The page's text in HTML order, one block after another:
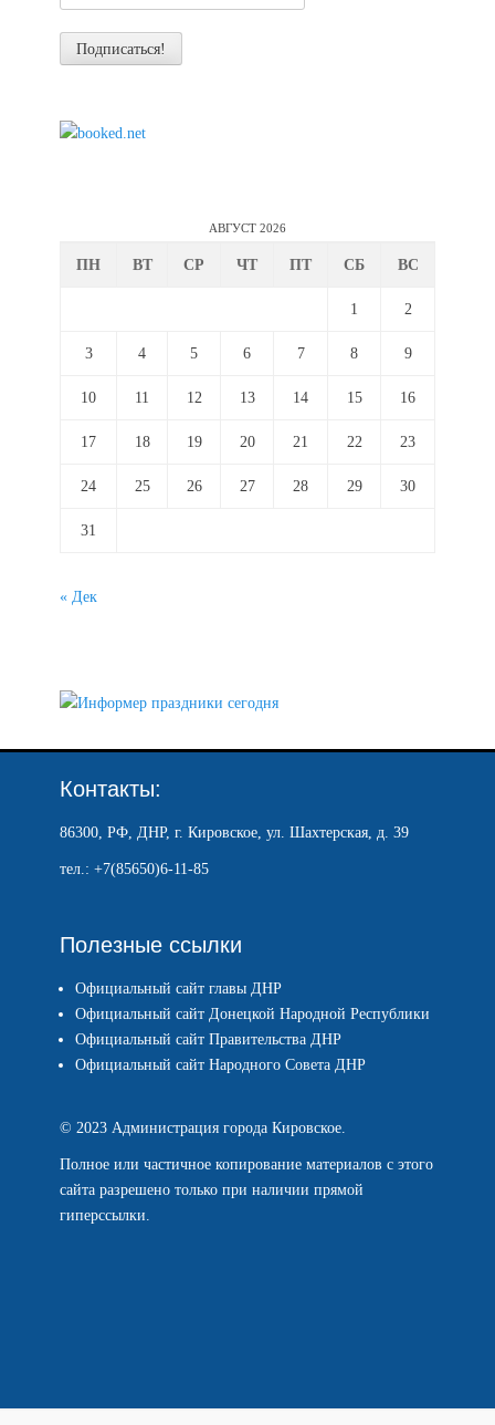
АВГУСТ 2026
ПН ВТ СР ЧТ ПТ СБ ВС
1 2
3 4 5 6 7 8 9
10 11 12 13 14 15 16
17 18 19 20 21 22 23
24 25 26 27 28 29 30
31
« Дек
Контакты:
86300, РФ, ДНР, г. Кировское, ул. Шахтерская, д. 39
тел.: +7(85650)6-11-85
Полезные ссылки
Официальный сайт главы ДНР
Официальный сайт Донецкой Народной Республики
Официальный сайт Правительства ДНР
Официальный сайт Народного Совета ДНР
© 2023 Администрация города Кировское.
Полное или частичное копирование материалов с этого
сайта разрешено только при наличии прямой
гиперссылки.